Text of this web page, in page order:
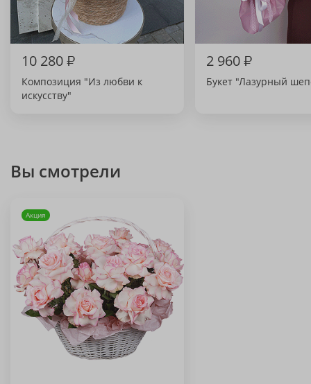
10 280₽
Композиция "Из любви к
искусству"
2 960₽
Букет "Лазурный
Вы смотрели
Акция